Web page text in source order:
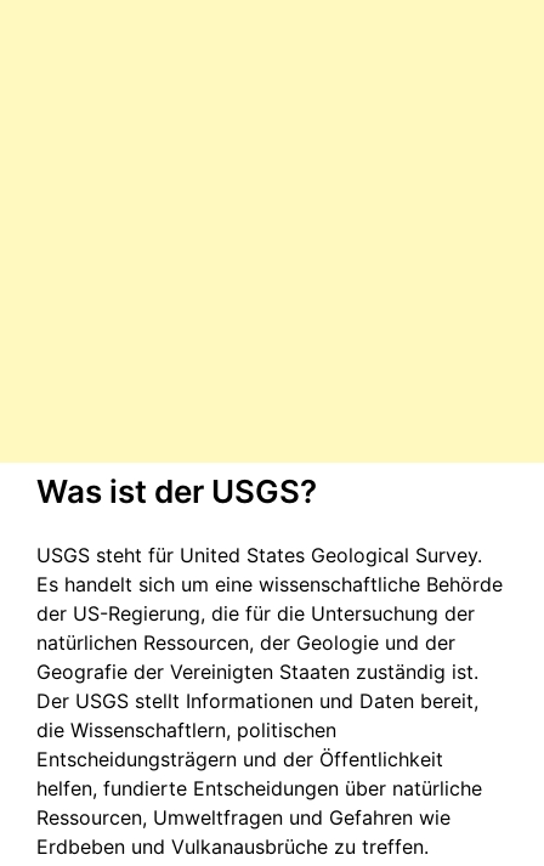
Was ist der USGS?
USGS steht für United States Geological Survey.
Es handelt sich um eine wissenschaftliche Behörde
der US-Regierung, die für die Untersuchung der
natürlichen Ressourcen, der Geologie und der
Geografie der Vereinigten Staaten zuständig ist.
Der USGS stellt Informationen und Daten bereit,
die Wissenschaftlern, politischen
Entscheidungsträgern und der Öffentlichkeit
helfen, fundierte Entscheidungen über natürliche
Ressourcen, Umweltfragen und Gefahren wie
Erdbeben und Vulkanausbrüche zu treffen.